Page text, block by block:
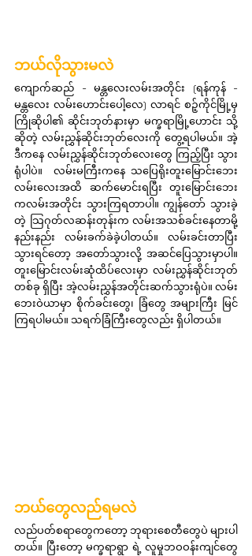
ဘယ်လိုသွားမလဲ
ကျောက်ဆည် - မန္တလေးလမ်းအတိုင်း (ရန်ကုန် -
မန္တလေး လမ်းဟောင်းပေါ့လေ) လာရင် စဉ့်ကိုင်မြို့မှ
ကြိုဆိုပါ၏ ဆိုင်းဘုတ်နားမှာ မက္ခရာမြို့ဟောင်း သို့
ဆိုတဲ့ လမ်းညွှန်ဆိုင်းဘုတ်လေးကို တွေ့ရပါမယ်။ အဲ့
ဒီကနေ လမ်းညွှန်ဆိုင်းဘုတ်လေးတွေ ကြည့်ပြီး သွား
ရုံပါပဲ။  လမ်းမကြီးကနေ သပြေရိုးတူးမြောင်းဘေး
လမ်းလေးအထိ ဆက်မောင်းရပြီး တူးမြောင်းဘေး
ကလမ်းအတိုင်း သွားကြရတာပါ။ ကျွန်တော် သွားခဲ့
တဲ့ သြဂုတ်လဆန်းတုန်းက လမ်းအသစ်ခင်းနေတာမို့
နည်းနည်း လမ်းခက်ခဲခဲ့ပါတယ်။ လမ်းခင်းတာပြီး
သွားရင်တော့ အတော်သွားလို့ အဆင်ပြေသွားမှာပါ။
တူးမြောင်းလမ်းဆုံထိပ်လေးမှာ လမ်းညွှန်ဆိုင်းဘုတ်
တစ်ခု ရှိပြီး အဲ့လမ်းညွှန်အတိုင်းဆက်သွားရုံပဲ။ လမ်း
ဘေးဝဲယာမှာ စိုက်ခင်းတွေ၊ ခြံတွေ အများကြီး မြင်
ကြရပါမယ်။ သရက်ခြံကြီးတွေလည်း ရှိပါတယ်။
ဘယ်တွေလည်ရမလဲ
လည်ပတ်စရာတွေကတော့ ဘုရားစေတီတွေပဲ များပါ
တယ်။ ပြီးတော့ မက္ခရာရွာ ရဲ့ လူမှုဘဝဝန်းကျင်တွေ